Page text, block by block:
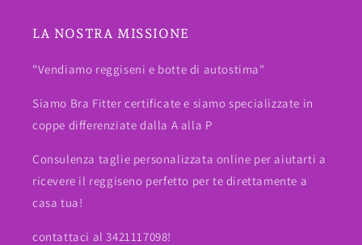
LA NOSTRA MISSIONE
"Vendiamo reggiseni e botte di autostima"
Siamo Bra Fitter certificate e siamo specializzate in
coppe differenziate dalla A alla P
Consulenza taglie personalizzata online per aiutarti a
ricevere il reggiseno perfetto per te direttamente a
casa tua!
contattaci al 3421117098!